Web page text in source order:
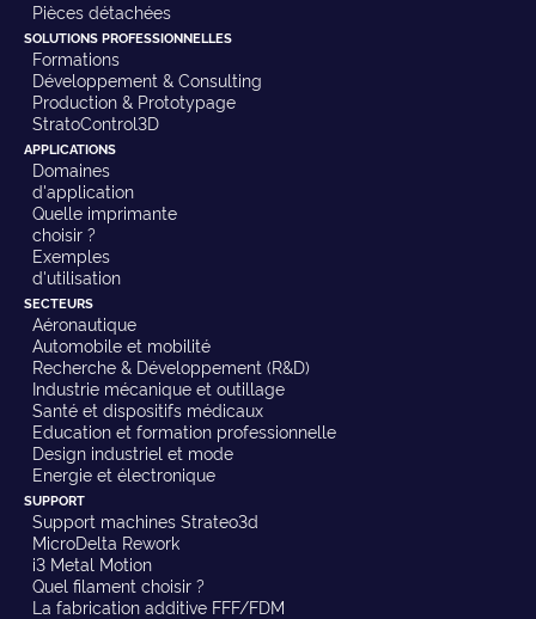
Pièces détachées
SOLUTIONS PROFESSIONNELLES
Formations
Développement & Consulting
Production & Prototypage
StratoControl3D
APPLICATIONS
Domaines
d'application
Quelle imprimante
choisir ?
Exemples
d'utilisation
SECTEURS
Aéronautique
Automobile et mobilité
Recherche & Développement (R&D)
Industrie mécanique et outillage
Santé et dispositifs médicaux
Education et formation professionnelle
Design industriel et mode
Energie et électronique
SUPPORT
Support machines Strateo3d
MicroDelta Rework
i3 Metal Motion
Quel filament choisir ?
La fabrication additive FFF/FDM